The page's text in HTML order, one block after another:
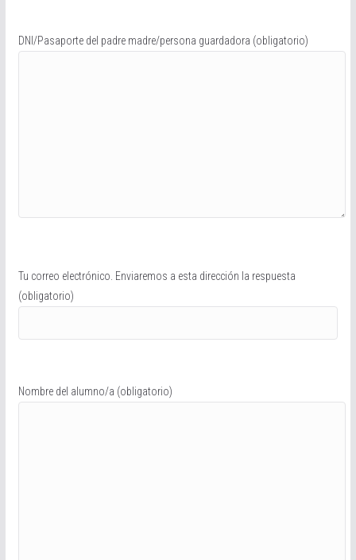
DNI/Pasaporte del padre madre/persona guardadora (obligatorio)
Tu correo electrónico. Enviaremos a esta dirección la respuesta
(obligatorio)
Nombre del alumno/a (obligatorio)